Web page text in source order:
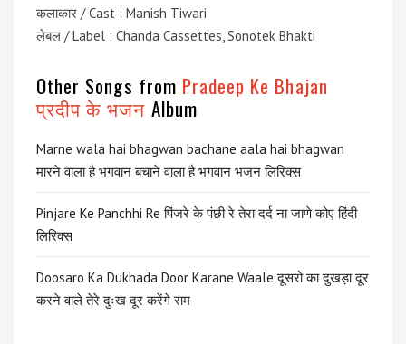
कलाकार / Cast : Manish Tiwari
लेबल / Label : Chanda Cassettes, Sonotek Bhakti
Other Songs from Pradeep Ke Bhajan
प्रदीप के भजन Album
Marne wala hai bhagwan bachane aala hai bhagwan
मारने वाला है भगवान बचाने वाला है भगवान भजन लिरिक्स
Pinjare Ke Panchhi Re पिंजरे के पंछी रे तेरा दर्द ना जाणे कोए हिंदी
लिरिक्स
Doosaro Ka Dukhada Door Karane Waale दूसरो का दुखड़ा दूर
करने वाले तेरे दुःख दूर करेंगे राम